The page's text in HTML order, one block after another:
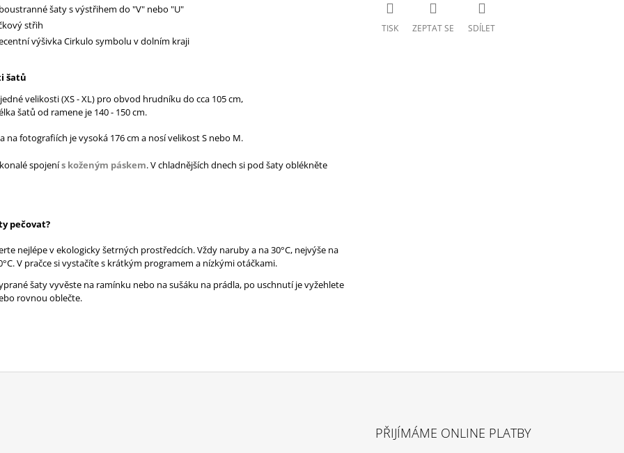
šaty s výstřihem do "V" nebo "U"
střih
výšivka Cirkulo symbolu v dolním kraji
šatů
velikosti (XS - XL) pro obvod hrudníku do cca 105 cm,
šatů od ramene je 140 - 150 cm.
na fotografiích je vysoká 176 cm a nosí velikost S nebo M.
spojenís koženým páskem. V chladnějších dnech si pod šaty oblékněte
pečovat?
nejlépe v ekologicky šetrných prostředcích. Vždy naruby a na 30°C, nejvýše na
V pračce si vystačíte s krátkým programem a nízkými otáčkami.
šaty vyvěste na ramínku nebo na sušáku na prádla, po uschnutí je vyžehlete
rovnou oblečte.
TISK ZEPTAT SE SDÍLET
PŘIJÍMÁME ONLINE PLATBY